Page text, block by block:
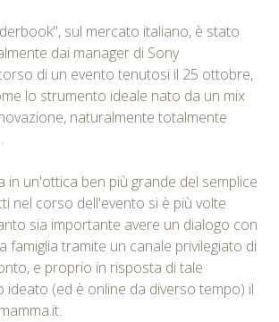
sul mercato italiano, è stato
dai manager di Sony
di un evento tenutosi il 25 ottobre,
lo strumento ideale nato da un mix
naturalmente totalmente
in un'ottica ben più grande del semplice
nel corso dell'evento si è più volte
sia importante avere un dialogo con
famiglia tramite un canale privilegiato di
e proprio in risposta di tale
ideato (ed è online da diverso tempo) il